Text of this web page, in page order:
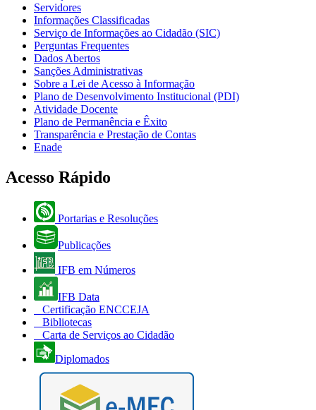
Servidores
Informações Classificadas
Serviço de Informações ao Cidadão (SIC)
Perguntas Frequentes
Dados Abertos
Sanções Administrativas
Sobre a Lei de Acesso à Informação
Plano de Desenvolvimento Institucional (PDI)
Atividade Docente
Plano de Permanência e Êxito
Transparência e Prestação de Contas
Enade
Acesso Rápido
Portarias e Resoluções
Publicações
IFB em Números
IFB Data
Certificação ENCCEJA
Bibliotecas
Carta de Serviços ao Cidadão
Diplomados